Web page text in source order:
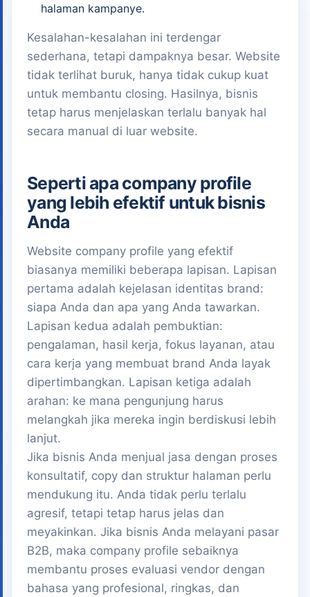
halaman kampanye.
Kesalahan-kesalahan ini terdengar
sederhana, tetapi dampaknya besar. Website
tidak terlihat buruk, hanya tidak cukup kuat
untuk membantu closing. Hasilnya, bisnis
tetap harus menjelaskan terlalu banyak hal
secara manual di luar website.
Seperti apa company profile
yang lebih efektif untuk bisnis
Anda
Website company profile yang efektif
biasanya memiliki beberapa lapisan. Lapisan
pertama adalah kejelasan identitas brand:
siapa Anda dan apa yang Anda tawarkan.
Lapisan kedua adalah pembuktian:
pengalaman, hasil kerja, fokus layanan, atau
cara kerja yang membuat brand Anda layak
dipertimbangkan. Lapisan ketiga adalah
arahan: ke mana pengunjung harus
melangkah jika mereka ingin berdiskusi lebih
lanjut.
Jika bisnis Anda menjual jasa dengan proses
konsultatif, copy dan struktur halaman perlu
mendukung itu. Anda tidak perlu terlalu
agresif, tetapi tetap harus jelas dan
meyakinkan. Jika bisnis Anda melayani pasar
B2B, maka company profile sebaiknya
membantu proses evaluasi vendor dengan
bahasa yang profesional, ringkas, dan